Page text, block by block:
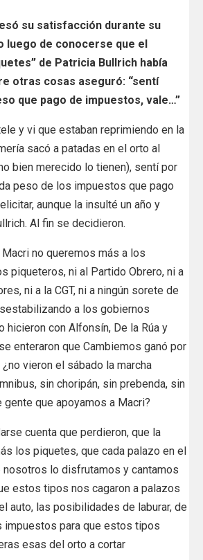
su satisfacción durante su
luego de conocerse que el
de Patricia Bullrich había
otras cosas aseguró: “sentí
que pago de impuestos, vale…”
y vi que estaban reprimiendo en la
sacó a patadas en el orto al
bien merecido lo tienen), sentí por
peso de los impuestos que pago
aunque la insulté un año y
Al fin se decidieron.
no queremos más a los
piqueteros, ni al Partido Obrero, ni a
ni a la CGT, ni a ningún sorete de
a los gobiernos
hicieron con Alfonsín, De la Rúa y
enteraron que Cambiemos ganó por
vieron el sábado la marcha
sin choripán, sin prebenda, sin
gente que apoyamos a Macri?
cuenta que perdieron, que la
los piquetes, que cada palazo en el
nosotros lo disfrutamos y cantamos
estos tipos nos cagaron a palazos
auto, las posibilidades de laburar, de
impuestos para que estos tipos
esas del orto a cortar